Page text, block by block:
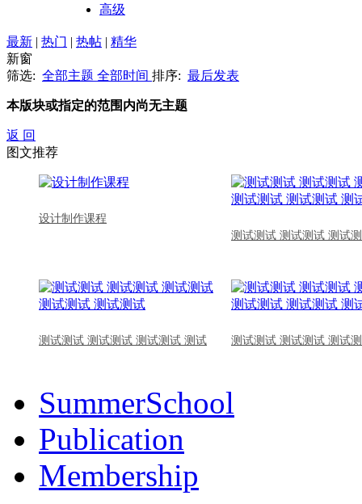
高级
最新 | 热门 | 热帖 | 精华
新窗
筛选: 全部主题 全部时间 排序: 最后发表
本版块或指定的范围内尚无主题
返 回
图文推荐
设计制作课程
测试测试 测试测试 测试
测试测试 测试测试 测试测试 测试 测试测试 测试测试 测试
SummerSchool
Publication
Membership